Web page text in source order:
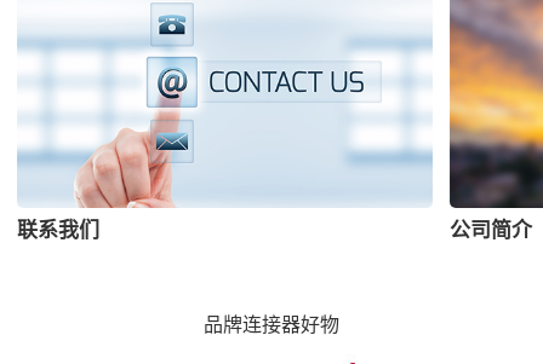
联系我们 公司简介
品牌连接器好物